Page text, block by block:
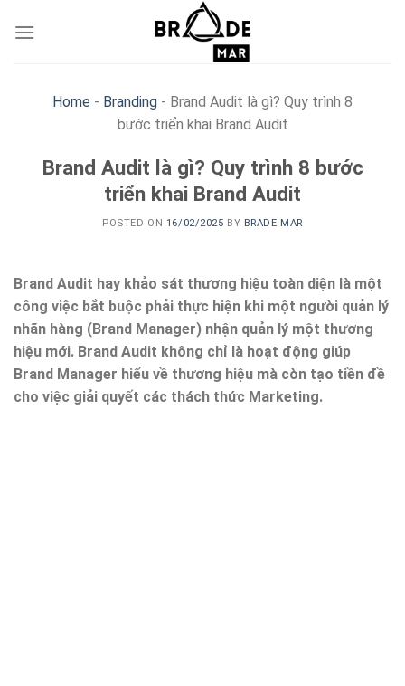
Home - Branding - Brand Audit là gì? Quy trình 8
bước triển khai Brand Audit
Brand Audit là gì? Quy trình 8 bước
triển khai Brand Audit
POSTED ON 16/02/2025 BY BRADE MAR
Brand Audit hay khảo sát thương hiệu toàn diện là một
công việc bắt buộc phải thực hiện khi một người quản lý
nhãn hàng (Brand Manager) nhận quản lý một thương
hiệu mới. Brand Audit không chỉ là hoạt động giúp
Brand Manager hiểu về thương hiệu mà còn tạo tiền đề
cho việc giải quyết các thách thức Marketing.